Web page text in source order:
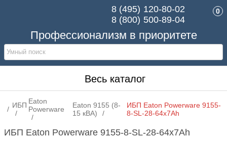
Профессионализм в приоритете
8 (495) 120-80-02
8 (800) 500-89-04
0
Весь каталог
ИБП Eaton
Powerware
Eaton 9155 (8-
15 кВА)
ИБП Eaton Powerware 9155-
8-SL-28-64x7Ah
ИБП Eaton Powerware 9155-8-SL-28-64x7Ah